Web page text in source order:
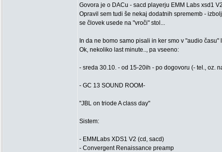
Govora je o DACu - sacd playerju EMM Labs xsd1
Opravil sem tudi še nekaj dodatnih sprememb -
se človek usede na "vroči" stol...
In da ne bomo samo pisali in ker smo v "audio času"
Ok, nekoliko last minute.., pa vseeno:
- sreda 30.10. - od 15-20ih - po dogovoru (- tel., oz.
- GC 13 SOUND ROOM-
"JBL on triode A class day"
Sistem:
- EMMLabs XDS1 V2 (cd, sacd)
- Convergent Renaissance preamp